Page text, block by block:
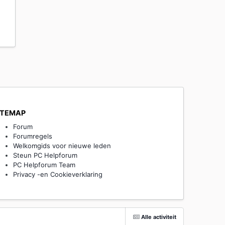
Forum
Forumregels
Welkomgids voor nieuwe leden
Steun PC Helpforum
PC Helpforum Team
Privacy -en Cookieverklaring
Alle activiteit